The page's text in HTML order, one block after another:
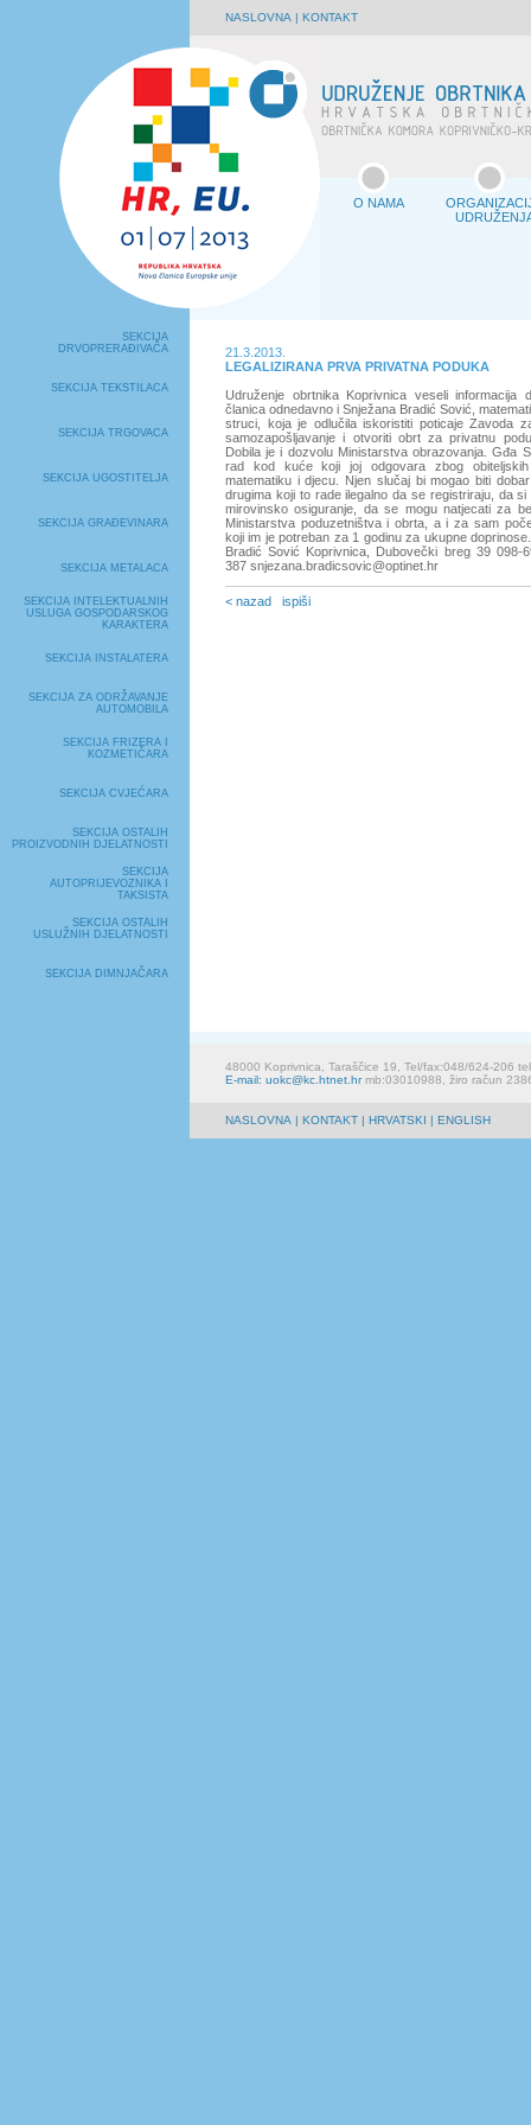
NASLOVNA | KONTAKT
O NAMA
SEKCIJA
DRVOPRERAĐIVAČA
SEKCIJA TEKSTILACA
SEKCIJA TRGOVACA
SEKCIJA UGOSTITELJA
SEKCIJA GRAĐEVINARA
SEKCIJA METALACA
SEKCIJA INTELEKTUALNIH
USLUGA GOSPODARSKOG
KARAKTERA
SEKCIJA INSTALATERA
SEKCIJA ZA ODRŽAVANJE
AUTOMOBILA
SEKCIJA FRIZERA I
KOZMETIČARA
SEKCIJA CVJEĆARA
SEKCIJA OSTALIH
PROIZVODNIH DJELATNOSTI
SEKCIJA
AUTOPRIJEVOZNIKA I
TAKSISTA
SEKCIJA OSTALIH
USLUŽNIH DJELATNOSTI
SEKCIJA DIMNJAČARA
21.3.2013.
LEGALIZIRANA PRVA PRIVATNA PODUKA
Udruženje obrtnika Koprivnica veseli informacija
članica odnedavno i Snježana Bradić Sović,
struci, koja je odlučila iskoristiti poticaje Zavoda
samozapošljavanje i otvoriti obrt za privatnu
Dobila je i dozvolu Ministarstva obrazovanja. Gđa
rad kod kuće koji joj odgovara zbog
matematiku i djecu. Njen slučaj bi mogao biti
drugima koji to rade ilegalno da se registriraju, da
mirovinsko osiguranje, da se mogu natjecati za
Ministarstva poduzetništva i obrta, a i za sam
koji im je potreban za 1 godinu za ukupne
Bradić Sović Koprivnica, Dubovečki breg 39 098-
387 snjezana.bradicsovic@optinet.hr
< nazad ispiši
48000 Koprivnica, Taraščice 19, Tel/fax:048/624-206
E-mail: uokc@kc.htnet.hrmb:03010988, žiro račun
NASLOVNA | KONTAKT | HRVATSKI | ENGLISH